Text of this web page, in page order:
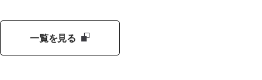
一覧を見る